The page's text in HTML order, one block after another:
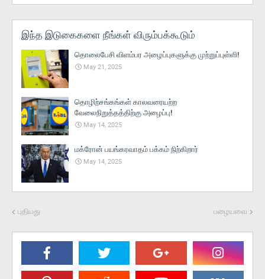
இந்த இடுகைகளை நீங்கள் விரும்பக்கூடும்
தொலைபேசி விளம்பர அழைப்புகளுக்கு முற்றுப்புள்ளி!
May 21, 2025
தொழிற்சங்கங்கள் காலவரையற்ற
வேலைநிறுத்தத்திற்கு அழைப்பு!
May 14, 2025
மக்ரோன் பயங்கரவாதம் பக்கம் நிற்கிறார்
May 14, 2025
புதியது பழையவை